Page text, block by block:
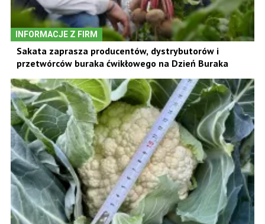
INFORMACJE Z FIRM
Sakata zaprasza producentów, dystrybutorów i
przetwórców buraka ćwikłowego na Dzień Buraka